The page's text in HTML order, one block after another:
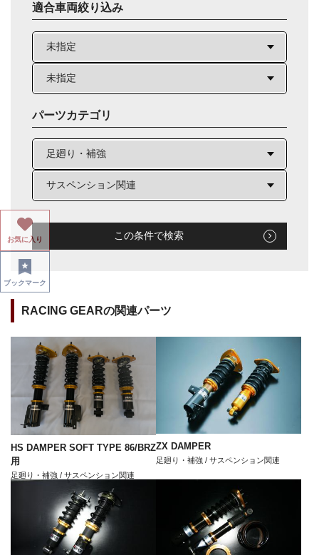
適合車両絞り込み
パーツカテゴリ
この条件で検索
RACING GEARの関連パーツ
HS DAMPER SOFT TYPE 86/BRZ
用
足廻り・補強 / サスペンション関連
ZX DAMPER
足廻り・補強 / サスペンション関連
お気に入り
ブックマーク